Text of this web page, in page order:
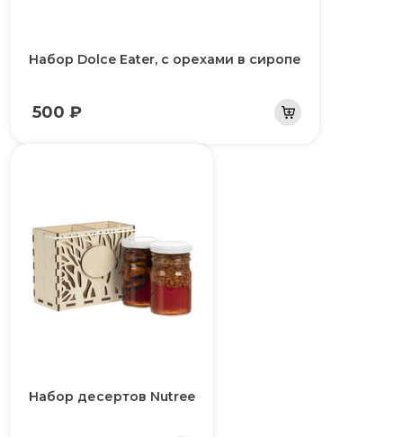
Набор Dolce Eater, с орехами в сиропе
500 ₽
Набор десертов Nutree